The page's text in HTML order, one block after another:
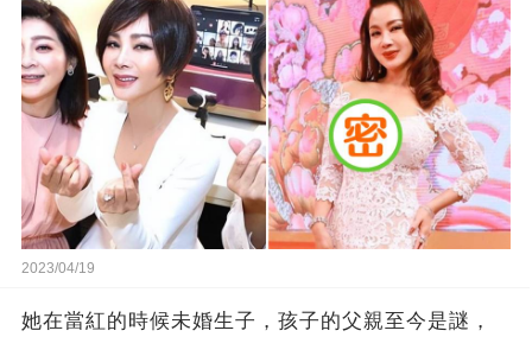
2023/04/19
她在當紅的時候未婚生子，孩子的父親至今是謎，